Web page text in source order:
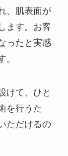
、肌表面が
ます。お客
ったと実感
。
けて、ひと
を行うた
ただけるの